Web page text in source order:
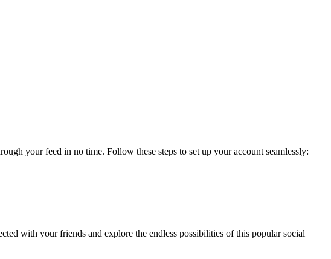
your feed in no time. Follow these steps to set up your account seamlessly:
with your friends and explore the endless possibilities of this popular social